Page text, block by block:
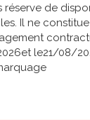
réserve de
Il ne
et le21/08/